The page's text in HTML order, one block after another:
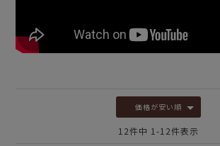
価格が安い順
12件中 1 -12件表示